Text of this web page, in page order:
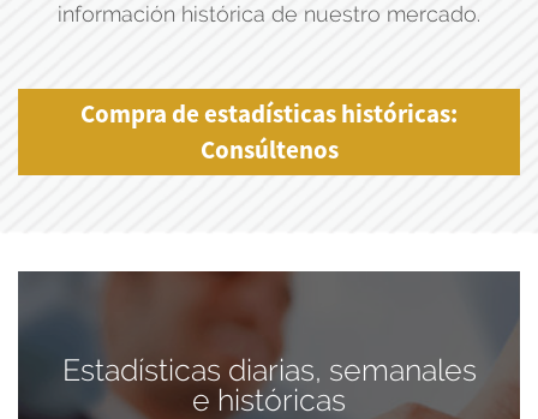
información histórica de nuestro mercado.
Compra de estadísticas históricas:
Consúltenos
Estadísticas diarias, semanales
e históricas